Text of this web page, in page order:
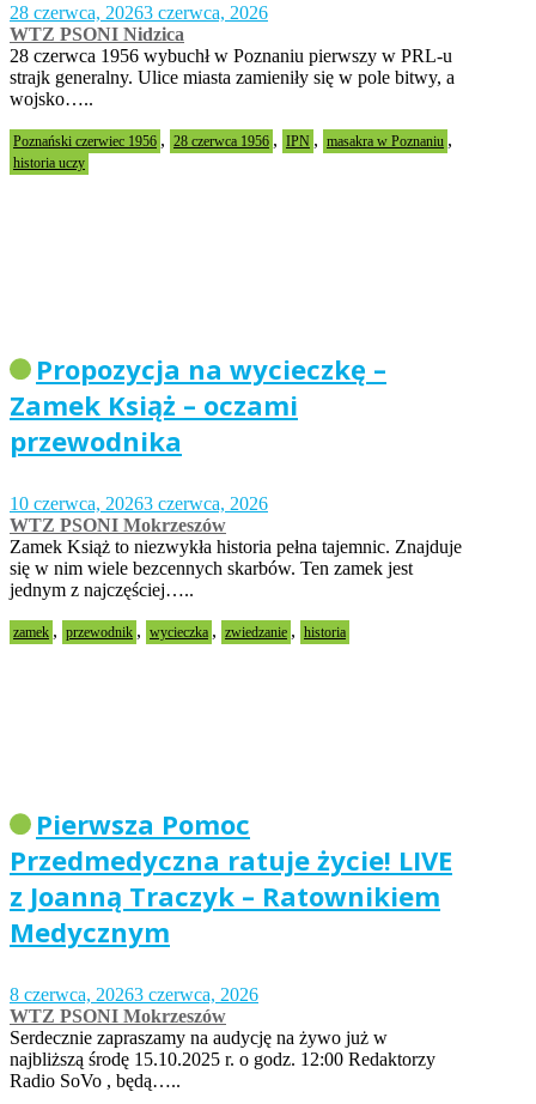
28 czerwca, 20263 czerwca, 2026
WTZ PSONI Nidzica
28 czerwca 1956 wybuchł w Poznaniu pierwszy w PRL-u
strajk generalny. Ulice miasta zamieniły się w pole bitwy, a
wojsko…..
Poznański czerwiec 1956 , 28 czerwca 1956 , IPN , masakra w Poznaniu ,
historia uczy
Propozycja na wycieczkę –
Zamek Książ – oczami
przewodnika
10 czerwca, 20263 czerwca, 2026
WTZ PSONI Mokrzeszów
Zamek Książ to niezwykła historia pełna tajemnic. Znajduje
się w nim wiele bezcennych skarbów. Ten zamek jest
jednym z najczęściej…..
zamek , przewodnik , wycieczka , zwiedzanie , historia
Pierwsza Pomoc
Przedmedyczna ratuje życie! LIVE
z Joanną Traczyk – Ratownikiem
Medycznym
8 czerwca, 20263 czerwca, 2026
WTZ PSONI Mokrzeszów
Serdecznie zapraszamy na audycję na żywo już w
najbliższą środę 15.10.2025 r. o godz. 12:00 Redaktorzy
Radio SoVo , będą…..